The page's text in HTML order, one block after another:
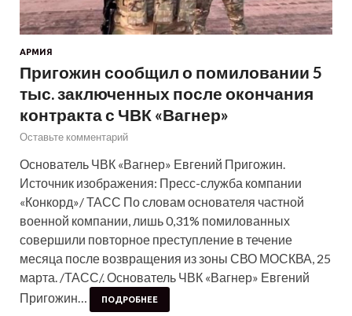
АРМИЯ
Пригожин сообщил о помиловании 5
тыс. заключенных после окончания
контракта с ЧВК «Вагнер»
Оставьте комментарий
Основатель ЧВК «Вагнер» Евгений Пригожин.
Источник изображения: Пресс-служба компании
«Конкорд»/ ТАСС По словам основателя частной
военной компании, лишь 0,31% помилованных
совершили повторное преступление в течение
месяца после возвращения из зоны СВО МОСКВА, 25
марта. /ТАСС/. Основатель ЧВК «Вагнер» Евгений
Пригожин…
ПОДРОБНЕЕ